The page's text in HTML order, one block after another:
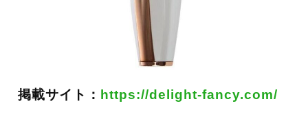
掲載サイト： https://delight-fancy.com/